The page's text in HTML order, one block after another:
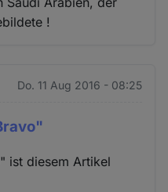
!
Do. 11 Aug 2016 - 08:25
ist diesem Artikel